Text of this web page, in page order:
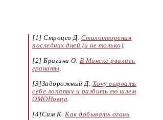
[1] Строцев Д. Стихотворения
последних дней (и не только)
[2] Брагина О. В Минске рвались
гранаты
[3]Задорожный Д. Хочу вырвать
себе лопатку и разбить ею шлем
ОМОНовца
[4]Сим К. Как добывать огонь